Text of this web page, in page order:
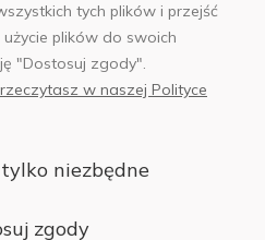
971 275
Serwis własnością:
tych plików i przejść
plików do swoich
"Dostosuj zgody".
w naszej Polityce
niezbędne
zgody